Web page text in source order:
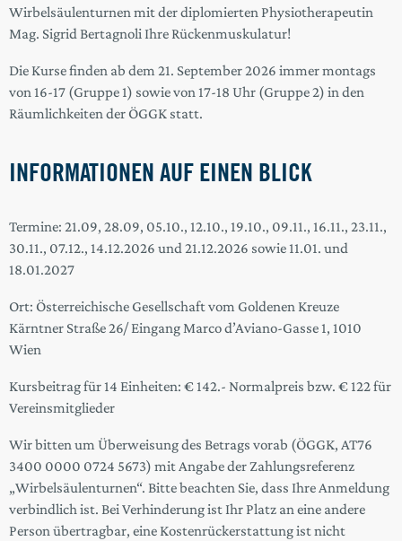
Wirbelsäulenturnen mit der diplomierten Physiotherapeutin
Mag. Sigrid Bertagnoli Ihre Rückenmuskulatur!
Die Kurse finden ab dem 21. September 2026 immer montags
von 16-17 (Gruppe 1) sowie von 17-18 Uhr (Gruppe 2) in den
Räumlichkeiten der ÖGGK statt.
INFORMATIONEN AUF EINEN BLICK
Termine: 21.09, 28.09, 05.10., 12.10., 19.10., 09.11., 16.11., 23.11.,
30.11., 07.12., 14.12.2026 und 21.12.2026 sowie 11.01. und
18.01.2027
Ort: Österreichische Gesellschaft vom Goldenen Kreuze
Kärntner Straße 26/ Eingang Marco d’Aviano-Gasse 1, 1010
Wien
Kursbeitrag für 14 Einheiten: € 142.- Normalpreis bzw. € 122 für
Vereinsmitglieder
Wir bitten um Überweisung des Betrags vorab (ÖGGK, AT76
3400 0000 0724 5673) mit Angabe der Zahlungsreferenz
„Wirbelsäulenturnen“. Bitte beachten Sie, dass Ihre Anmeldung
verbindlich ist. Bei Verhinderung ist Ihr Platz an eine andere
Person übertragbar, eine Kostenrückerstattung ist nicht